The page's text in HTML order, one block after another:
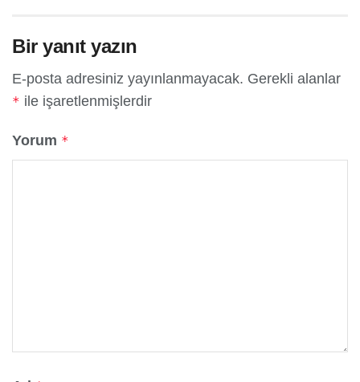
Bir yanıt yazın
E-posta adresiniz yayınlanmayacak. Gerekli alanlar
* ile işaretlenmişlerdir
Yorum *